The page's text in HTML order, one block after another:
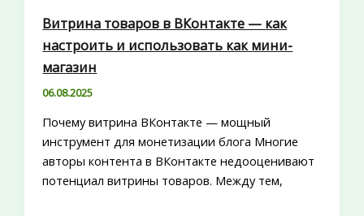
Витрина товаров в ВКонтакте — как
настроить и использовать как мини-
магазин
06.08.2025
Почему витрина ВКонтакте — мощный
инструмент для монетизации блога Многие
авторы контента в ВКонтакте недооценивают
потенциал витрины товаров. Между тем,